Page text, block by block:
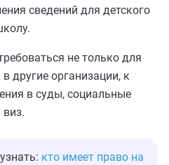
сведений для детского
не только для
другие организации, к
в суды, социальные
кто имеет право на